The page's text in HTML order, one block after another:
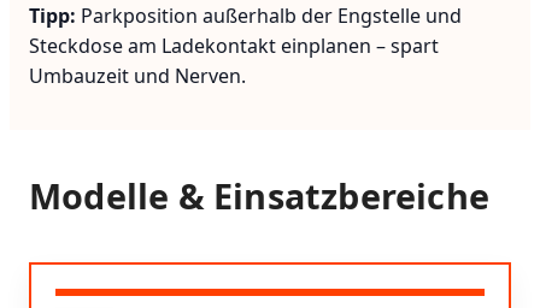
Tipp: Parkposition außerhalb der Engstelle und
Steckdose am Ladekontakt einplanen – spart
Umbauzeit und Nerven.
Modelle & Einsatzbereiche